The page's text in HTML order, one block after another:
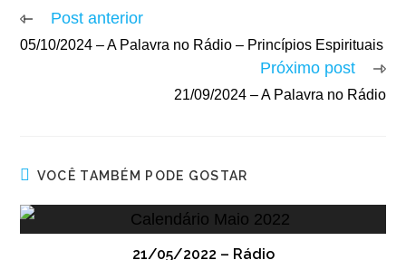
Post anterior
05/10/2024 – A Palavra no Rádio – Princípios Espirituais
Próximo post
21/09/2024 – A Palavra no Rádio
VOCÊ TAMBÉM PODE GOSTAR
21/05/2022 – Rádio